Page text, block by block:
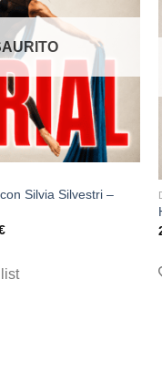
Silvia Silvestri –